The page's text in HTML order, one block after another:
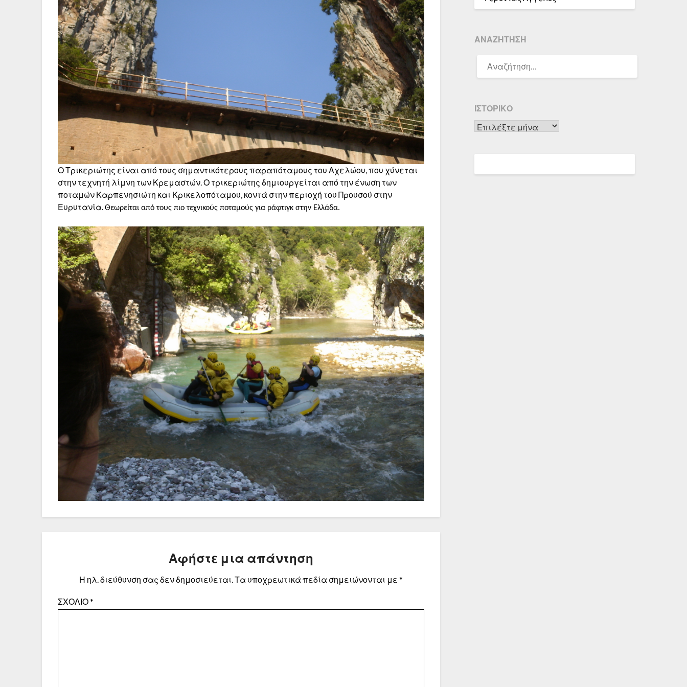
Ο Τρικεριώτης είναι από τους σημαντικότερους παραπόταμους του Αχελώου, που χύνεται
στην τεχνητή λίμνη των Κρεμαστών. Ο τρικεριώτης δημιουργείται από την ένωση των
ποταμών Καρπενησιώτη και Κρικελοπόταμου, κοντά στην περιοχή του Προυσού στην
Ευρυτανία.Θεωρείται από τους πιο τεχνικούς ποταμούς για ράφτιγκ στην Ελλάδα.
Αφήστε μια απάντηση
Η ηλ. διεύθυνση σας δεν δημοσιεύεται.Τα υποχρεωτικά πεδία σημειώνονται με *
ΣΧΌΛΙΟ*
ΑΝΑΖΉΤΗΣΗ
ΓΙΑ:
ΙΣΤΟΡΙΚΌ
Ιστορικό